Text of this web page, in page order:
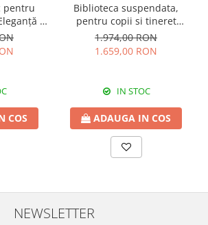
pentru
și
COS
Biblioteca suspendata,
pentru copii si tineret
Colectia Romantic,
117x37x119 cm
1.974,00 RON
1.659,00 RON
IN STOC
ADAUGA IN COS
NEWSLETTER